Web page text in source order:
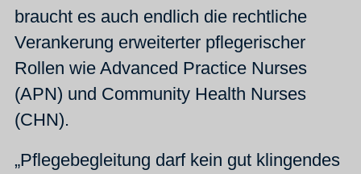
braucht es auch endlich die rechtliche
Verankerung erweiterter pflegerischer
Rollen wie Advanced Practice Nurses
(APN) und Community Health Nurses
(CHN).
„Pflegebegleitung darf kein gut klingendes